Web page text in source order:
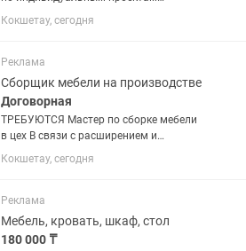
требуется менеджер-дизайнер.
Обязанности: Консультирование и
салоне и по телефону Расчет
стоимости...
Кокшетау, сегодня
Реклама
Сборщик мебели на производстве
Договорная
ТРЕБУЮТСЯ Мастер по сборке мебели
в цех В связи с расширением и
большим объемом заказов, в
мебельный цех на постоянную работу
корпусной мебели. Что мы ожидаем
от...
Кокшетау, сегодня
Реклама
Мебель, кровать, шкаф, стол
180 000 ₸